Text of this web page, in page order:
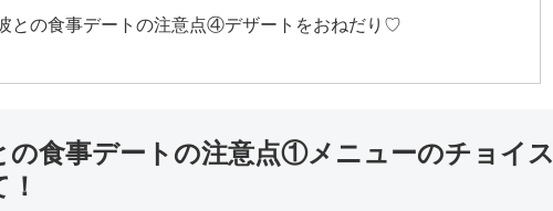
との食事デートの注意点④デザートをおねだり♡
の食事デートの注意点①メニューのチョイス